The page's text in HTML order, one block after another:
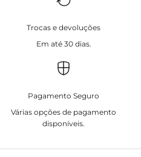
Trocas e devoluções
Em até 30 dias.
Pagamento Seguro
Várias opções de pagamento
disponíveis.